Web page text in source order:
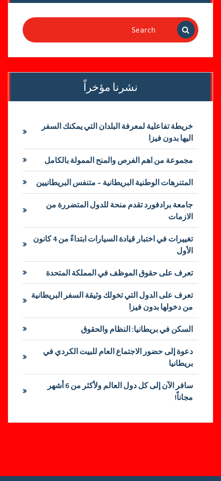
Search
for:
نشرنا مؤخراً
خريطة تفاعلية لمعرفة البلدان التي يمكنك السفر
اليها بدون فيزا
مجموعة من اهم الفرص والمنح الممولة بالكامل
المتنرهات الوطنية البريطانية – متنفس البريطانيين
جامعة برادفورد تقدم منحة للدول المتضررة من
الازمات
تغييرات في اختبار قيادة السيارات ابتداءً من 4 كانون
الأول
تعرف على حقوق الموظف في المملكة المتحدة
تعرف على الدول التي تخولك وثيقة السفر البريطانية
من دخولها بدون فيزا
السكن في بريطانيا: النظام والحقوق
دعوة إلى حضور الاجتماع العام للبيت الكردي في
بريطانيا
سافر الآن إلى كل دول العالم ولأكثر من 6 أشهر
مجاناً!